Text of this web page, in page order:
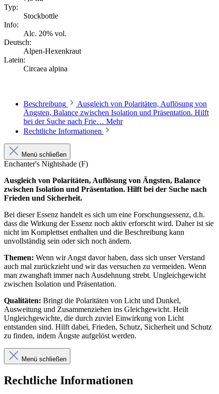
Typ:
Stockbottle
Info:
Alc. 20% vol.
Deutsch:
Alpen-Hexenkraut
Latein:
Circaea alpina
Beschreibung
Ausgleich von Polaritäten, Auflösung von
Ängsten, Balance zwischen Isolation und Präsentation. Hilft
bei der Suche nach Frie… Mehr
Rechtliche Informationen
Menü schließen
Enchanter's Nightshade (F)
Ausgleich von Polaritäten, Auflösung von Ängsten, Balance
zwischen Isolation und Präsentation. Hilft bei der Suche nach
Frieden und Sicherheit.
Bei dieser Essenz handelt es sich um eine Forschungsessenz, d.h.
dass die Wirkung der Essenz noch aktiv erforscht wird. Daher ist sie
nicht im Komplettset enthalten und die Beschreibung kann
unvollständig sein oder sich noch ändern.
Themen: Wenn wir Angst davor haben, dass sich unser Verstand
auch mal zurückzieht und wir das versuchen zu vermeiden. Wenn
man zwanghaft immer nach Ausdehnung strebt. Ungleichgewicht
zwischen Isolation und Präsentation.
Qualitäten: Bringt die Polaritäten von Licht und Dunkel,
Ausweitung und Zusammenziehen ins Gleichgewicht. Heilt
Ungleichgewichte, die durch zuviel Einwirkung von Licht
entstanden sind. Hilft dabei, Frieden, Schutz, Sicherheit und Schutz
zu finden, indem Ängste aufgelöst werden.
Menü schließen
Rechtliche Informationen